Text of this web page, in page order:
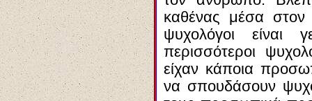
καθένας μέσα
ψυχολόγοι είναι
περισσότεροι
είχαν κάποια
να σπουδάσουν